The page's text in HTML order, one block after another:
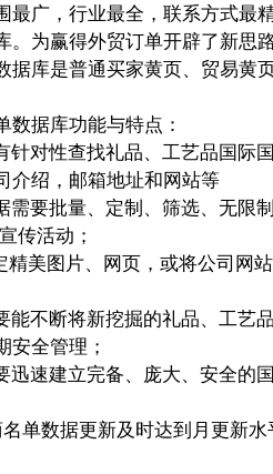
最广，行业最全，联系方式最
。为赢得外贸订单开辟了新思
据库是普通买家黄页、贸易黄
数据库功能与特点：
针对性查找礼品、工艺品国际
介绍，邮箱地址和网站等
需要批量、定制、筛选、无限
传活动；
精美图片、网页，或将公司网
能不断将新挖掘的礼品、工艺
安全管理；
迅速建立完备、庞大、安全的
单数据更新及时达到月更新